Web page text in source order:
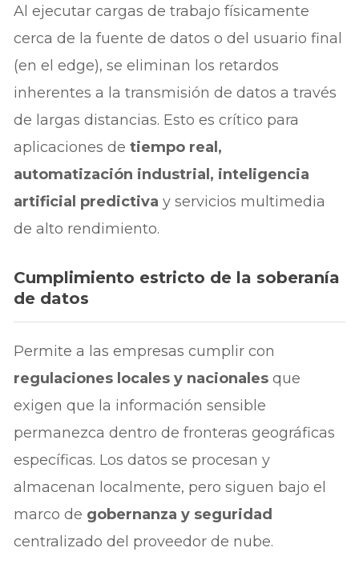
Al ejecutar cargas de trabajo físicamente
cerca de la fuente de datos o del usuario final
(en el edge), se eliminan los retardos
inherentes a la transmisión de datos a través
de largas distancias. Esto es crítico para
aplicaciones detiempo real,
automatización industrial, inteligencia
artificial predictivay servicios multimedia
de alto rendimiento.
Cumplimiento estricto de la soberanía
de datos
Permite a las empresas cumplir con
regulaciones locales y nacionales que
exigen que la información sensible
permanezca dentro de fronteras geográficas
específicas. Los datos se procesan y
almacenan localmente, pero siguen bajo el
marco de gobernanza y seguridad
centralizado del proveedor de nube.